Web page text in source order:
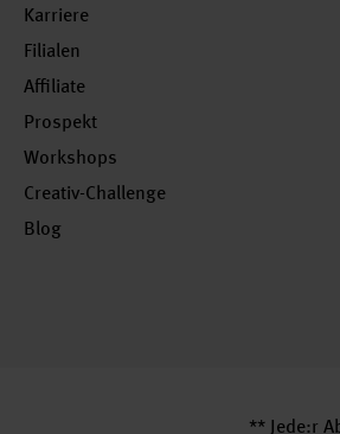
Karriere
Filialen
Affiliate
Prospekt
Workshops
Creativ-Challenge
Blog
** Jede:r